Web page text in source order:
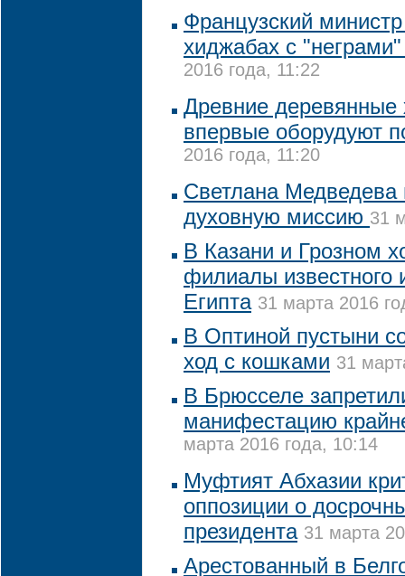
Французский
хиджабах с
2016 года, 11:22
Древние
впервые оборудуют
2016 года, 11:20
Светлана Медведева
духовную миссию 31
В Казани и Грозном
филиалы известного
Египта 31 марта 2016
В Оптиной пустыни
ход с кошками 31
В Брюсселе
манифестацию
марта 2016 года, 10:14
Муфтият Абхазии
оппозиции о
президента 31 марта
Арестованный в